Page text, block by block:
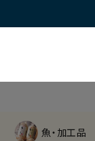
魚・加工品